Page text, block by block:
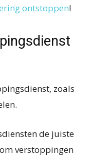
ontstoppen!
zoals
de juiste
verstoppingen